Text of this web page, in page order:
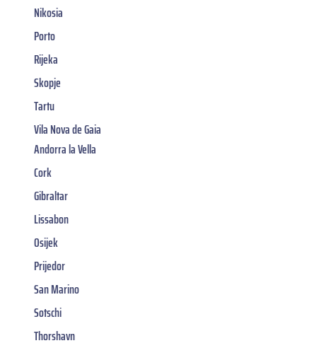
Nikosia
Porto
Rijeka
Skopje
Tartu
Vila Nova de Gaia
Andorra la Vella
Cork
Gibraltar
Lissabon
Osijek
Prijedor
San Marino
Sotschi
Thorshavn